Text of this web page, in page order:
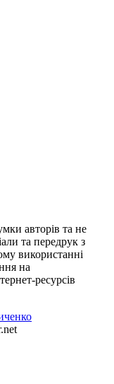
авторів та не
та передрук з
використанні
на
ресурсів